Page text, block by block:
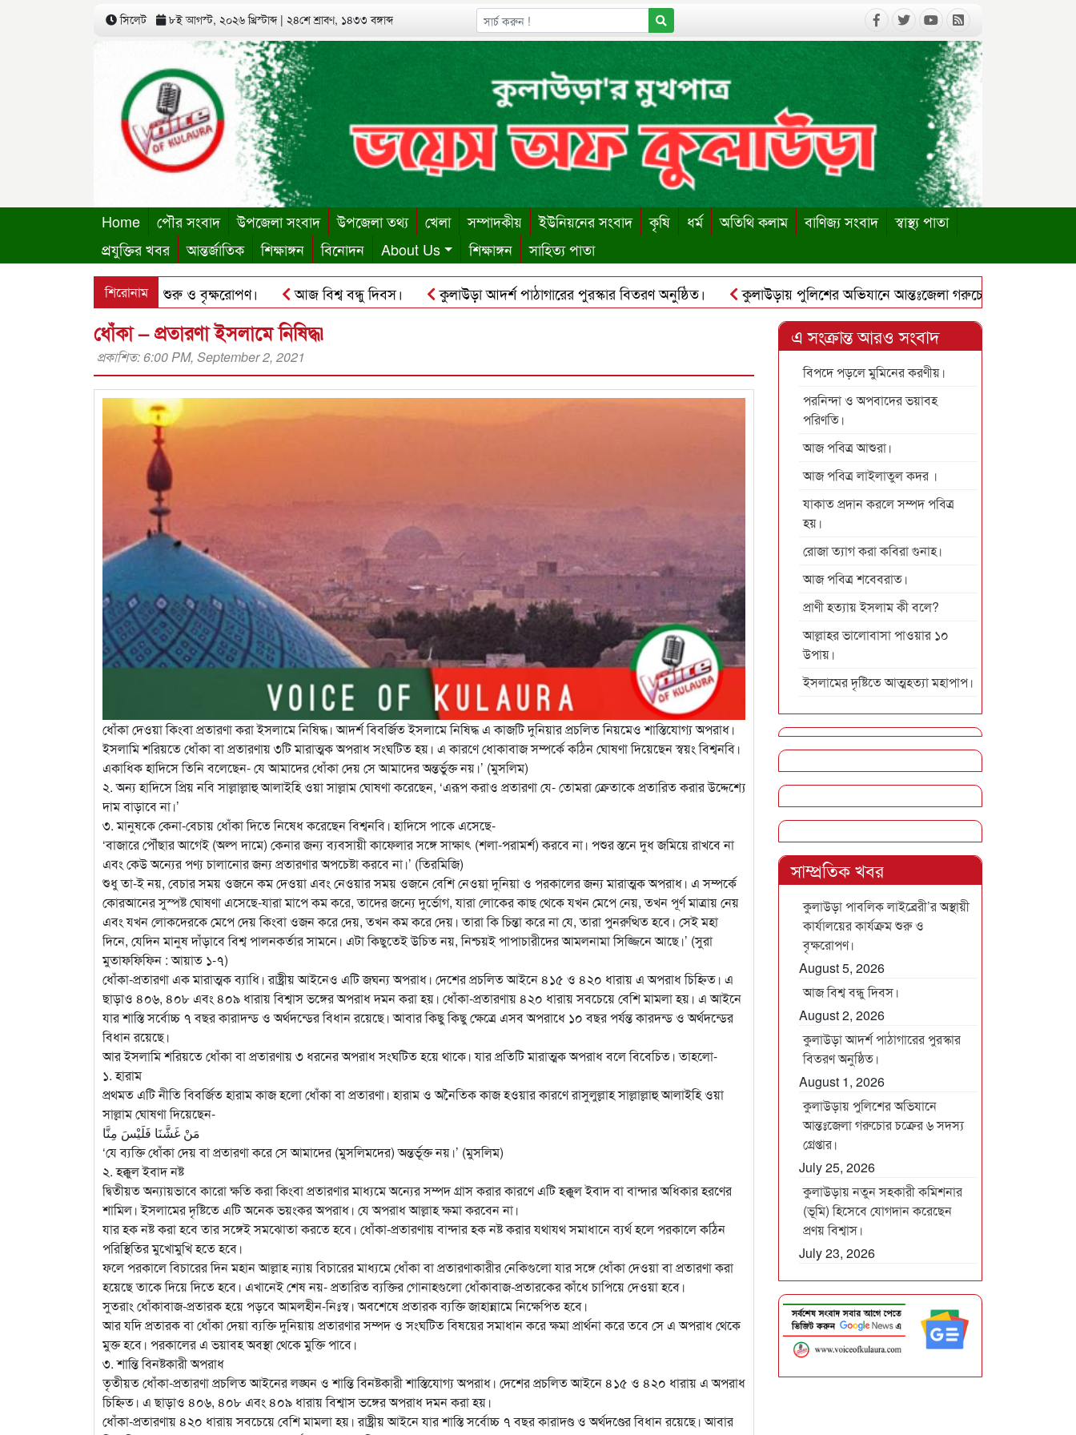
সিলেট ৮ই আগস্ট, ২০২৬ খ্রিস্টাব্দ | ২৪শে শ্রাবণ, ১৪৩৩ বঙ্গাব্দ
Home পৌর সংবাদ উপজেলা সংবাদ উপজেলা তথ্য খেলা সম্পাদকীয় ইউনিয়নের সংবাদ কৃষি ধর্ম অতিথি কলাম বাণিজ্য সংবাদ
স্বাস্থ্য পাতা
প্রযুক্তির খবর
আন্তর্জাতিক শিক্ষাঙ্গন বিনোদন About Us শিক্ষাঙ্গন সাহিত্য পাতা
শিরোনাম
কার্যালয়ের কার্যক্রম শুরু ও বৃক্ষরোপণ। আজ বিশ্ব বন্ধু দিবস। কুলাউড়া আদর্শ পাঠাগারের পুরস্কার বিতরণ অনুষ্ঠিত। কুলাউড়ায় পুলিশের অভিযানে আন্তঃজেলা গরুচোর চক্রের ৬ সদস্য
ধোঁকা – প্রতারণা ইসলামে নিষিদ্ধ৷
প্রকাশিত: 6:00 PM, September 2, 2021
ধোঁকা দেওয়া কিংবা প্রতারণা করা ইসলামে নিষিদ্ধ। আদর্শ বিবর্জিত ইসলামে নিষিদ্ধ এ কাজটি দুনিয়ার প্রচলিত নিয়মেও শাস্তিযোগ্য অপরাধ।
ইসলামি শরিয়তে ধোঁকা বা প্রতারণায় ৩টি মারাত্মক অপরাধ সংঘটিত হয়। এ কারণে ধোকাবাজ সম্পর্কে কঠিন ঘোষণা দিয়েছেন স্বয়ং বিশ্বনবি।
একাধিক হাদিসে তিনি বলেছেন- যে আমাদের ধোঁকা দেয় সে আমাদের অন্তর্ভুক্ত নয়।’ (মুসলিম)
২. অন্য হাদিসে প্রিয় নবি সাল্লাল্লাহু আলাইহি ওয়া সাল্লাম ঘোষণা করেছেন, ‘এরূপ করাও প্রতারণা যে- তোমরা ক্রেতাকে প্রতারিত করার উদ্দেশ্যে
দাম বাড়াবে না।’
৩. মানুষকে কেনা-বেচায় ধোঁকা দিতে নিষেধ করেছেন বিশ্বনবি। হাদিসে পাকে এসেছে-
‘বাজারে পৌঁছার আগেই (অল্প দামে) কেনার জন্য ব্যবসায়ী কাফেলার সঙ্গে সাক্ষাৎ (শলা-পরামর্শ) করবে না। পশুর স্তনে দুধ জমিয়ে রাখবে না
এবং কেউ অন্যের পণ্য চালানোর জন্য প্রতারণার অপচেষ্টা করবে না।’ (তিরমিজি)
শুধু তা-ই নয়, বেচার সময় ওজনে কম দেওয়া এবং নেওয়ার সময় ওজনে বেশি নেওয়া দুনিয়া ও পরকালের জন্য মারাত্মক অপরাধ। এ সম্পর্কে
কোরআনের সুস্পষ্ট ঘোষণা এসেছে-যারা মাপে কম করে, তাদের জন্যে দুর্ভোগ, যারা লোকের কাছ থেকে যখন মেপে নেয়, তখন পূর্ণ মাত্রায় নেয়
এবং যখন লোকদেরকে মেপে দেয় কিংবা ওজন করে দেয়, তখন কম করে দেয়। তারা কি চিন্তা করে না যে, তারা পুনরুত্থিত হবে। সেই মহা
দিনে, যেদিন মানুষ দাঁড়াবে বিশ্ব পালনকর্তার সামনে। এটা কিছুতেই উচিত নয়, নিশ্চয়ই পাপাচারীদের আমলনামা সিজ্জিনে আছে।’ (সুরা
মুতাফফিফিন : আয়াত ১-৭)
ধোঁকা-প্রতারণা এক মারাত্মক ব্যাধি। রাষ্ট্রীয় আইনেও এটি জঘন্য অপরাধ। দেশের প্রচলিত আইনে ৪১৫ ও ৪২০ ধারায় এ অপরাধ চিহ্নিত। এ
ছাড়াও ৪০৬, ৪০৮ এবং ৪০৯ ধারায় বিশ্বাস ভঙ্গের অপরাধ দমন করা হয়। ধোঁকা-প্রতারণায় ৪২০ ধারায় সবচেয়ে বেশি মামলা হয়। এ আইনে
যার শাস্তি সর্বোচ্চ ৭ বছর কারাদন্ড ও অর্থদন্ডের বিধান রয়েছে। আবার কিছু কিছু ক্ষেত্রে এসব অপরাধে ১০ বছর পর্যন্ত কারদন্ড ও অর্থদন্ডের
বিধান রয়েছে।
আর ইসলামি শরিয়তে ধোঁকা বা প্রতারণায় ৩ ধরনের অপরাধ সংঘটিত হয়ে থাকে। যার প্রতিটি মারাত্মক অপরাধ বলে বিবেচিত। তাহলো-
১. হারাম
প্রথমত এটি নীতি বিবর্জিত হারাম কাজ হলো ধোঁকা বা প্রতারণা। হারাম ও অনৈতিক কাজ হওয়ার কারণে রাসুলুল্লাহ সাল্লাল্লাহু আলাইহি ওয়া
সাল্লাম ঘোষণা দিয়েছেন-
مَنْ غَشَّنَا فَلَيْسَ مِنَّا
‘যে ব্যক্তি ধোঁকা দেয় বা প্রতারণা করে সে আমাদের (মুসলিমদের) অন্তর্ভূক্ত নয়।’ (মুসলিম)
২. হক্কুল ইবাদ নষ্ট
দ্বিতীয়ত অন্যায়ভাবে কারো ক্ষতি করা কিংবা প্রতারণার মাধ্যমে অন্যের সম্পদ গ্রাস করার কারণে এটি হক্কুল ইবাদ বা বান্দার অধিকার হরণের
শামিল। ইসলামের দৃষ্টিতে এটি অনেক ভয়ংকর অপরাধ। যে অপরাধ আল্লাহ ক্ষমা করবেন না।
যার হক নষ্ট করা হবে তার সঙ্গেই সমঝোতা করতে হবে। ধোঁকা-প্রতারণায় বান্দার হক নষ্ট করার যথাযথ সমাধানে ব্যর্থ হলে পরকালে কঠিন
পরিস্থিতির মুখোমুখি হতে হবে।
ফলে পরকালে বিচারের দিন মহান আল্লাহ ন্যায় বিচারের মাধ্যমে ধোঁকা বা প্রতারণাকারীর নেকিগুলো যার সঙ্গে ধোঁকা দেওয়া বা প্রতারণা করা
হয়েছে তাকে দিয়ে দিতে হবে। এখানেই শেষ নয়- প্রতারিত ব্যক্তির গোনাহগুলো ধোঁকাবাজ-প্রতারকের কাঁধে চাপিয়ে দেওয়া হবে।
সুতরাং ধোঁকাবাজ-প্রতারক হয়ে পড়বে আমলহীন-নিঃস্ব। অবশেষে প্রতারক ব্যক্তি জাহান্নামে নিক্ষেপিত হবে।
আর যদি প্রতারক বা ধোঁকা দেয়া ব্যক্তি দুনিয়ায় প্রতারণার সম্পদ ও সংঘটিত বিষয়ের সমাধান করে ক্ষমা প্রার্থনা করে তবে সে এ অপরাধ থেকে
মুক্ত হবে। পরকালের এ ভয়াবহ অবস্থা থেকে মুক্তি পাবে।
৩. শান্তি বিনষ্টকারী অপরাধ
তৃতীয়ত ধোঁকা-প্রতারণা প্রচলিত আইনের লঙ্ঘন ও শান্তি বিনষ্টকারী শাস্তিযোগ্য অপরাধ। দেশের প্রচলিত আইনে ৪১৫ ও ৪২০ ধারায় এ অপরাধ
চিহ্নিত। এ ছাড়াও ৪০৬, ৪০৮ এবং ৪০৯ ধারায় বিশ্বাস ভঙ্গের অপরাধ দমন করা হয়।
ধোঁকা-প্রতারণায় ৪২০ ধারায় সবচেয়ে বেশি মামলা হয়। রাষ্ট্রীয় আইনে যার শাস্তি সর্বোচ্চ ৭ বছর কারাদণ্ড ও অর্থদণ্ডের বিধান রয়েছে। আবার
এ সংক্রান্ত আরও সংবাদ
বিপদে পড়লে মুমিনের করণীয়।
পরনিন্দা ও অপবাদের ভয়াবহ
পরিণতি।
আজ পবিত্র আশুরা।
আজ পবিত্র লাইলাতুল কদর ।
যাকাত প্রদান করলে সম্পদ পবিত্র
হয়।
রোজা ত্যাগ করা কবিরা গুনাহ।
আজ পবিত্র শবেবরাত।
প্রাণী হত্যায় ইসলাম কী বলে?
আল্লাহর ভালোবাসা পাওয়ার ১০
উপায়।
ইসলামের দৃষ্টিতে আত্মহত্যা মহাপাপ।
সাম্প্রতিক খবর
কুলাউড়া পাবলিক লাইব্রেরী’র অস্থায়ী
কার্যালয়ের কার্যক্রম শুরু ও
বৃক্ষরোপণ।
August 5, 2026
আজ বিশ্ব বন্ধু দিবস।
August 2, 2026
কুলাউড়া আদর্শ পাঠাগারের পুরস্কার
বিতরণ অনুষ্ঠিত।
August 1, 2026
কুলাউড়ায় পুলিশের অভিযানে
আন্তঃজেলা গরুচোর চক্রের ৬ সদস্য
গ্রেপ্তার।
July 25, 2026
কুলাউড়ায় নতুন সহকারী কমিশনার
(ভূমি) হিসেবে যোগদান করেছেন
প্রণয় বিশ্বাস।
July 23, 2026